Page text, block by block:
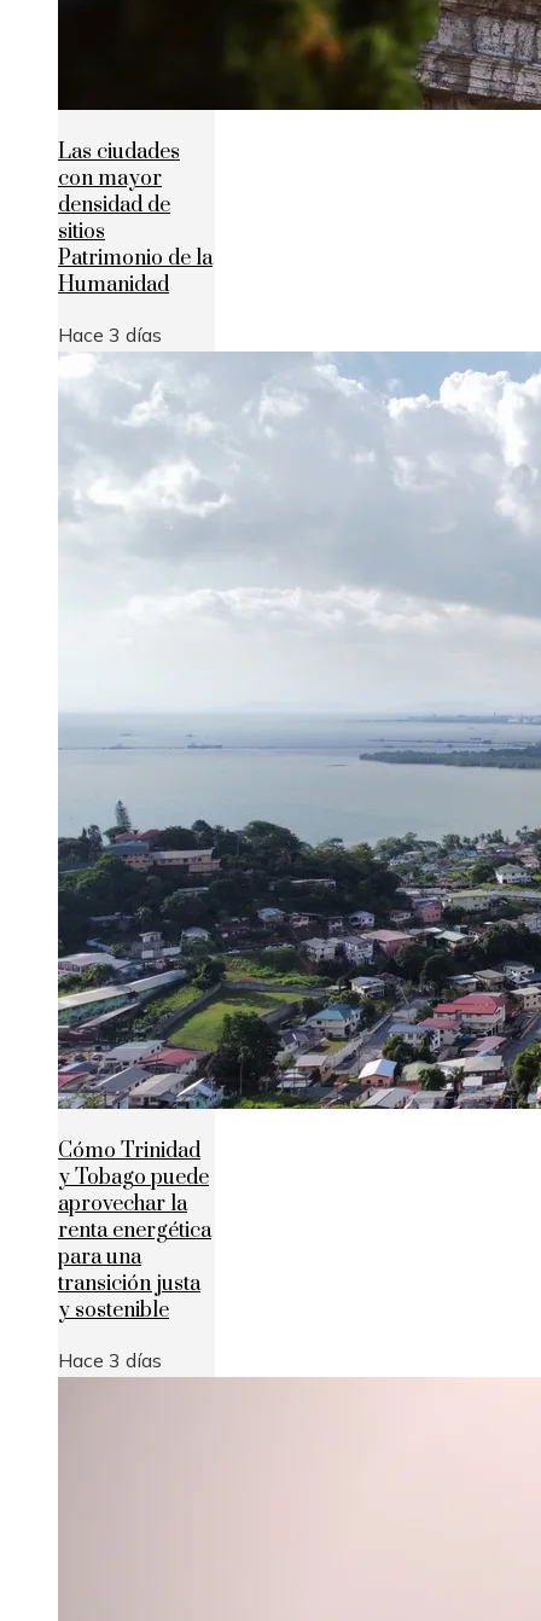
Las ciudades
con mayor
densidad de
sitios
Patrimonio de la
Humanidad
Hace 3 días
Cómo Trinidad
y Tobago puede
aprovechar la
renta energética
para una
transición justa
y sostenible
Hace 3 días